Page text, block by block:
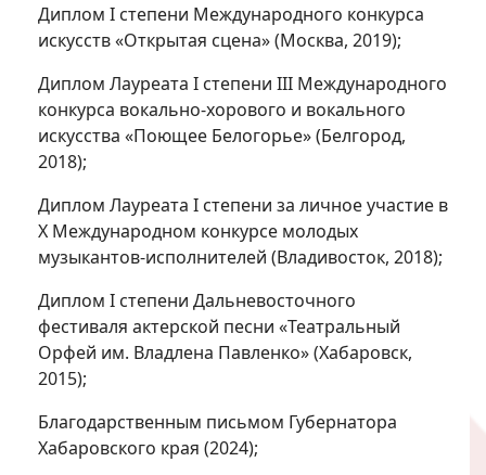
Диплом I cтепени Международного конкурса
искусств «Открытая сцена» (Москва, 2019);
Диплом Лауреата I степени III Международного
конкурса вокально-хорового и вокального
искусства «Поющее Белогорье» (Белгород,
2018);
Диплом Лауреата I степени за личное участие в
Х Международном конкурсе молодых
музыкантов-исполнителей (Владивосток, 2018);
Диплом I степени Дальневосточного
фестиваля актерской песни «Театральный
Орфей им. Владлена Павленко» (Хабаровск,
2015);
Благодарственным письмом Губернатора
Хабаровского края (2024);